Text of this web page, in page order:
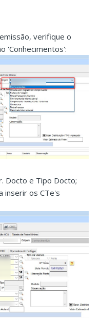
verifique o
'Conhecimentos':
Docto e Tipo Docto;
inserir os CTe's